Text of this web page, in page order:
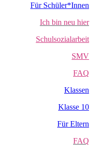
Für Schüler*Innen
Ich bin neu hier
Schulsozialarbeit
SMV
FAQ
Klassen
Klasse 10
Für Eltern
FAQ